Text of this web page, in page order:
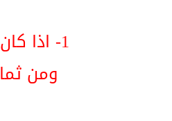
1- اذا كان الموضوع منقول يجب الاشارة لذلك بكلمة ( منقول ) .
ومن